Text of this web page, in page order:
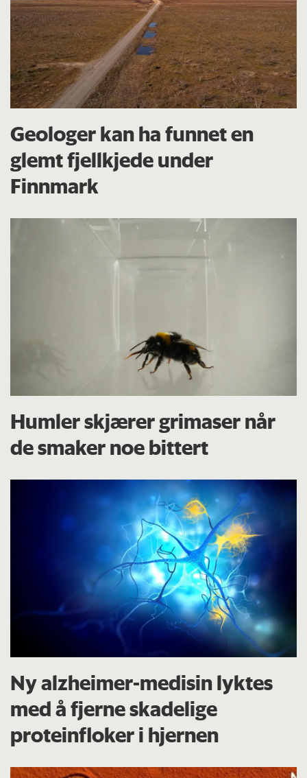
Geologer kan ha funnet en
glemt fjellkjede under
Finnmark
Humler skjærer grimaser når
de smaker noe bittert
Ny alzheimer-medisin lyktes
med å fjerne skadelige
proteinfloker i hjernen